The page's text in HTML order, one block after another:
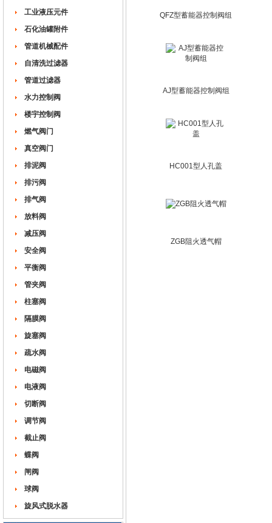
工业液压元件
石化油罐附件
管道机械配件
自清洗过滤器
管道过滤器
水力控制阀
楼宇控制阀
燃气阀门
真空阀门
排泥阀
排污阀
排气阀
放料阀
减压阀
安全阀
平衡阀
管夹阀
柱塞阀
隔膜阀
旋塞阀
疏水阀
电磁阀
电液阀
切断阀
调节阀
截止阀
蝶阀
闸阀
球阀
旋风式脱水器
QFZ型蓄能器控制阀组
AJ型蓄能器控制阀组
HC001型人孔盖
ZGB阻火透气帽